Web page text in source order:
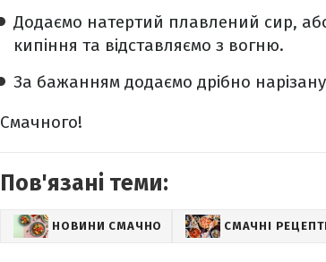
Додаємо натертий плавлений сир,
кипіння та відставляємо з вогню.
За бажанням додаємо дрібно
Смачного!
Пов'язані теми:
НОВИНИ СМАЧНО СМАЧНІ